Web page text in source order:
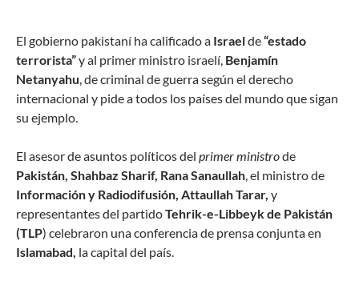
El gobierno pakistaní ha calificado a Israelde“estado
terrorista”y al primer ministro israelí, Benjamín
Netanyahu, de criminal de guerra según el derecho
internacional y pide a todos los países del mundo que sigan
su ejemplo.
El asesor de asuntos políticos del primer ministrode
Pakistán, Shahbaz Sharif, Rana Sanaullah, el ministro de
Información y Radiodifusión, Attaullah Tarar, y
representantes del partidoTehrik-e-Libbeyk de Pakistán
(TLP) celebraron una conferencia de prensa conjunta en
Islamabad, la capital del país.